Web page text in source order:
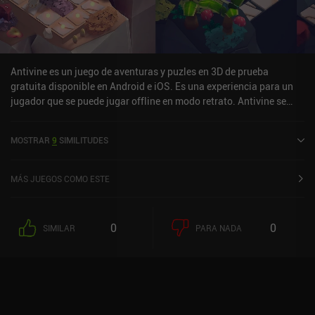
premium sin anuncios ni iAPs que cuesta 1,99 $ en Android y 0,99
$ en iOS. Demuestra una gran calidad de producción para un juego
indie, y es una recomendación fácil para cualquier aficionado a los
juegos de puzles en 3D bien hechos.
Antivine es un juego de aventuras y puzles en 3D de prueba
gratuita disponible en Android e iOS. Es una experiencia para un
jugador que se puede jugar offline en modo retrato. Antivine se
MOSTRAR 9 SIMILITUDES
MÁS JUEGOS COMO ESTE
SIMILAR 0 PARA NADA 0